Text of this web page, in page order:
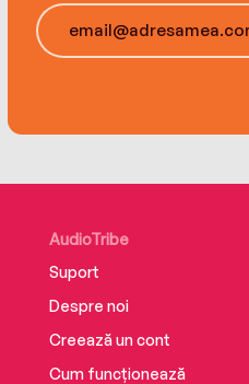
AudioTribe
Suport
Despre noi
Creează un cont
Cum funcționează